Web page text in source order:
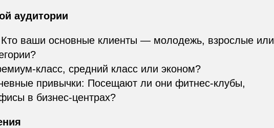
аудитории
Кто ваши основные клиенты — молодежь, взрослые или
класс, средний класс или эконом?
привычки: Посещают ли они фитнес-клубы,
в бизнес-центрах?